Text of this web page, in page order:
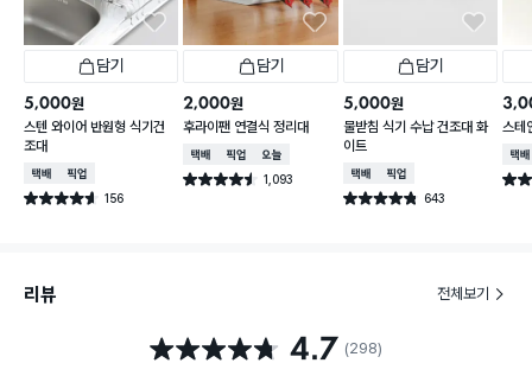
담기
5,000원
스텐 와이어 반원형 식기건
조대
택배배송매장픽업
별점 4.6점 156
건 작성
담기
2,000원
후라이팬 연결식 정리대
택배배송매장픽업오늘배송
별점 4.5점 1,093
건 작성
담기
5,000원
물받침 식기 수납 건조대 화
이트
택배배송매장픽업
별점 4.8점 643
건 작성
스테
택배
별점
리뷰 전체보기
별점 4.7점 4.7 (298)